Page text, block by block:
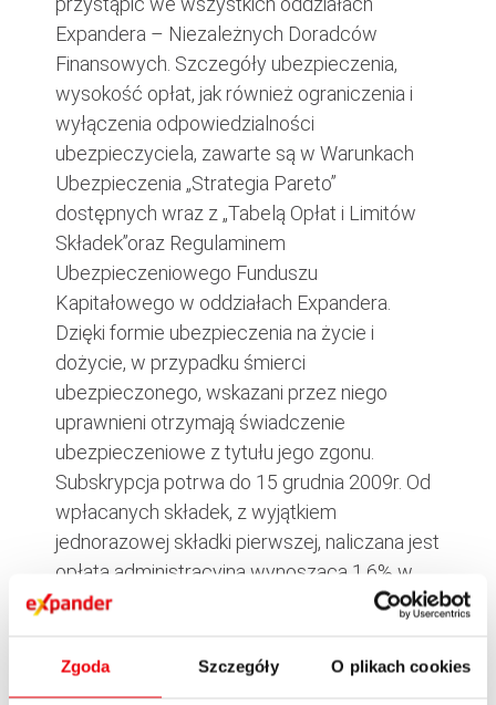
Zgoda Szczegóły O plikach cookies
Expandera – Niezależnych Doradców
Finansowych. Szczegóły ubezpieczenia,
wysokość opłat, jak również ograniczenia i
wyłączenia odpowiedzialności
ubezpieczyciela, zawarte są w Warunkach
Ubezpieczenia „Strategia Pareto”
dostępnych wraz z „Tabelą Opłat i Limitów
Składek”oraz Regulaminem
Ubezpieczeniowego Funduszu
Kapitałowego w oddziałach Expandera.
Dzięki formie ubezpieczenia na życie i
dożycie, w przypadku śmierci
ubezpieczonego, wskazani przez niego
uprawnieni otrzymają świadczenie
ubezpieczeniowe z tytułu jego zgonu.
Subskrypcja potrwa do 15 grudnia 2009r. Od
wpłacanych składek, z wyjątkiem
jednorazowej składki pierwszej, naliczana jest
opłata administracyjna wynosząca 1,6% w
skali roku. Opłata za ryzyko jest pobierana w
Poza nowym produktem Expander –